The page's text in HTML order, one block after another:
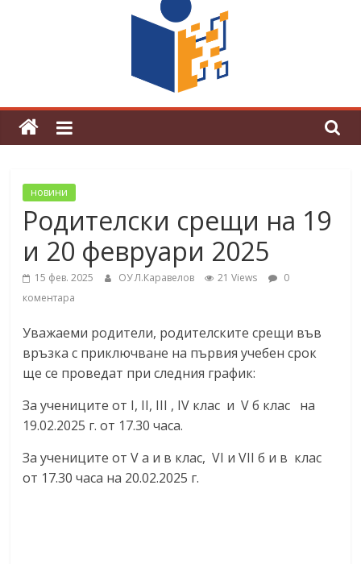
Магията на Андерсен оживя в ОУ
„Любен Каравелов“
новини
Родителски срещи на 19
и 20 февруари 2025
15 фев. 2025 ОУ Л.Каравелов 21 Views
0
коментара
Уважаеми родители, родителските срещи във
връзка с приключване на първия учебен срок
ще се проведат при следния график:
За учениците от I, II, III , IV клас и V б клас на
19.02.2025 г. от 17.30 часа.
За учениците от V а и в клас, VI и VII б и в клас
от 17.30 часа на 20.02.2025 г.